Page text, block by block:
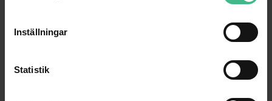
Inställningar
Statistik
ALUTRUSS TRILOCK 6082-1000 3-WAY CROSS BEAM BEAMZ SB200 STAGE BLINDER 2WAY
Stage Blinder SB200 SKY-150.452
3 010 kr